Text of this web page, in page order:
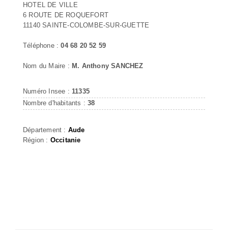
HOTEL DE VILLE
6 ROUTE DE ROQUEFORT
11140 SAINTE-COLOMBE-SUR-GUETTE
Téléphone :04 68 20 52 59
Nom du Maire : M. Anthony SANCHEZ
Numéro Insee : 11335
Nombre d'habitants :38
Département : Aude
Région : Occitanie